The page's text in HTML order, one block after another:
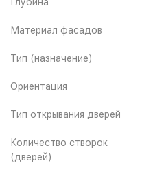
Материал фасадов
Тип (назначение)
Ориентация
Тип открывания дверей
Количество створок
(дверей)